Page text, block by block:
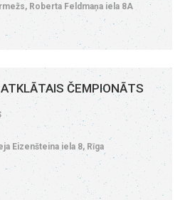
Roberta Feldmaņa iela 8A
ČEMPIONĀTS
Eizenšteina iela 8, Rīga